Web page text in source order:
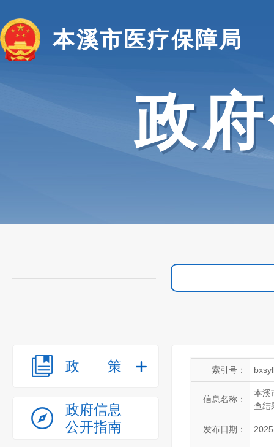
本溪市医疗保障局
政
政策
政府信息
公开指南
索引号：
信息名称：
本溪
查结
发布日期：